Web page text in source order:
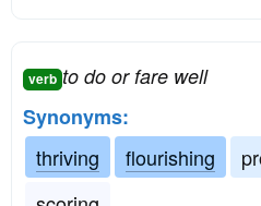
verb to do or fare well
Synonyms:
thriving
flourishing